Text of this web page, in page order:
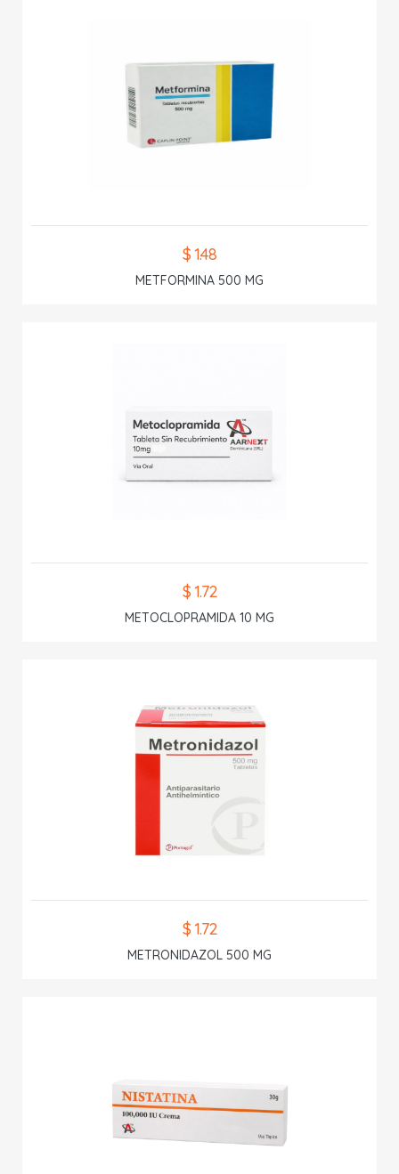
$ 1.48
METFORMINA 500 MG
$ 1.72
METOCLOPRAMIDA 10 MG
$ 1.72
METRONIDAZOL 500 MG